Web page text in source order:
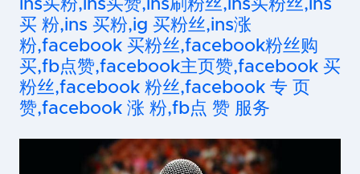
ins买粉,ins买赞,ins刷粉丝,ins买粉丝,ins
买 粉,ins 买粉,ig 买粉丝,ins涨
粉,facebook 买粉丝,facebook粉丝购
买,fb点赞,facebook主页赞,facebook 买
粉丝,facebook 粉丝,facebook 专 页
赞,facebook 涨 粉,fb点 赞 服务